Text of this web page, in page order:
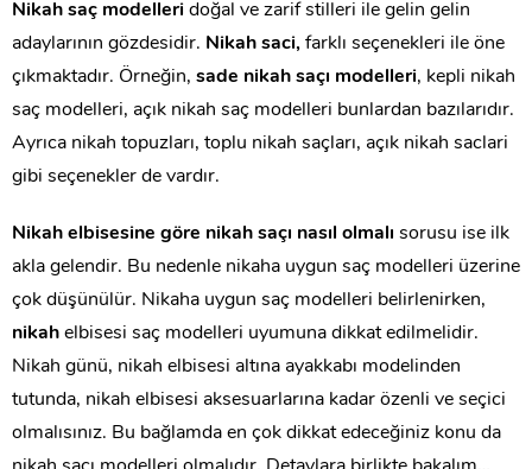
Nikah saç modelleri doğal ve zarif stilleri ile gelin gelin
adaylarının gözdesidir. Nikah saci, farklı seçenekleri ile öne
çıkmaktadır. Örneğin, sade nikah saçı modelleri, kepli nikah
saç modelleri, açık nikah saç modelleri bunlardan bazılarıdır.
Ayrıca nikah topuzları, toplu nikah saçları, açık nikah saclari
gibi seçenekler de vardır.
Nikah elbisesine göre nikah saçı nasıl olmalı sorusu ise ilk
akla gelendir. Bu nedenle nikaha uygun saç modelleri üzerine
çok düşünülür. Nikaha uygun saç modelleri belirlenirken,
nikah elbisesi saç modelleri uyumuna dikkat edilmelidir.
Nikah günü, nikah elbisesi altına ayakkabı modelinden
tutunda, nikah elbisesi aksesuarlarına kadar özenli ve seçici
olmalısınız. Bu bağlamda en çok dikkat edeceğiniz konu da